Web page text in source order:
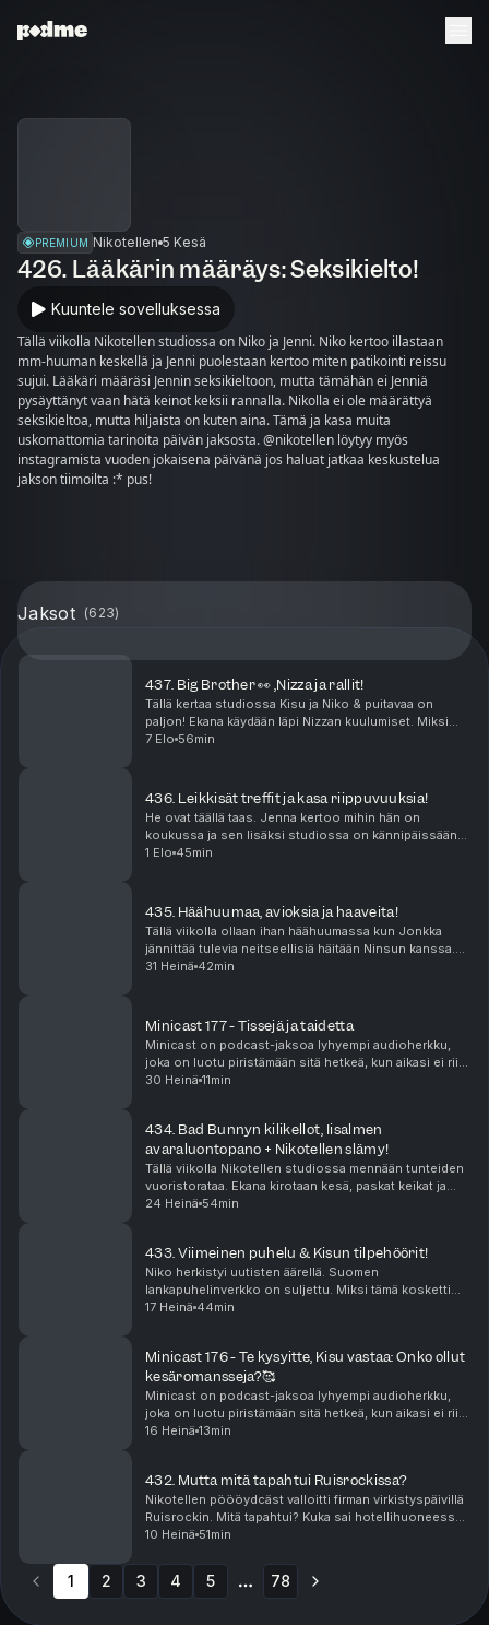
PREMIUM Nikotellen 5 Kesä
426. Lääkärin määräys: Seksikielto!
Kuuntele sovelluksessa
Tällä viikolla Nikotellen studiossa on Niko ja Jenni. Niko kertoo illastaan
mm-huuman keskellä ja Jenni puolestaan kertoo miten patikointi reissu
sujui. Lääkäri määräsi Jennin seksikieltoon, mutta tämähän ei Jenniä
pysäyttänyt vaan hätä keinot keksii rannalla. Nikolla ei ole määrättyä
seksikieltoa, mutta hiljaista on kuten aina. Tämä ja kasa muita
uskomattomia tarinoita päivän jaksosta. @nikotellen löytyy myös
instagramista vuoden jokaisena päivänä jos haluat jatkaa keskustelua
jakson tiimoilta :* pus!
Jaksot (623)
437. Big Brother 👀 ,Nizza ja rallit!
Tällä kertaa studiossa Kisu ja Niko & puitavaa on
paljon! Ekana käydään läpi Nizzan kuulumiset. Miksi
kukaan ei lähesty meitä edes Ranskassa? Missä
7 Elo 56min
436. Leikkisät treffit ja kasa riippuvuuksia!
He ovat täällä taas. Jenna kertoo mihin hän on
koukussa ja sen lisäksi studiossa on kännipäissään
lyöty 500€ veto. Mutta mistä? Niko suuntasi tutun
1 Elo 45min
435. Häähuumaa, avioksia ja haaveita!
Tällä viikolla ollaan ihan häähuumassa kun Jonkka
jännittää tulevia neitseellisiä häitään Ninsun kanssa.
Miten häät onkaan paisuneet sellaiseksi että näistä
31 Heinä 42min
Minicast 177 - Tissejä ja taidetta
Minicast on podcast-jaksoa lyhyempi audioherkku,
joka on luotu piristämään sitä hetkeä, kun aikasi ei riitä
pitkään, yhtäjaksoiseen keskittymiseen. Minicastit
30 Heinä 11min
434. Bad Bunnyn kilikellot, Iisalmen
avaraluontopano + Nikotellen slämy!
Tällä viikolla Nikotellen studiossa mennään tunteiden
vuoristorataa. Ekana kirotaan kesä, paskat keikat ja
sitten Bad Bunnyn tiktokit vie mennessään! Katja on
24 Heinä 54min
433. Viimeinen puhelu & Kisun tilpehöörit!
Niko herkistyi uutisten äärellä. Suomen
lankapuhelinverkko on suljettu. Miksi tämä kosketti
niin suuresti? Jenna nukkui elämänsä parhaat
17 Heinä 44min
Minicast 176 - Te kysyitte, Kisu vastaa: Onko ollut
kesäromansseja?🥰
Minicast on podcast-jaksoa lyhyempi audioherkku,
joka on luotu piristämään sitä hetkeä, kun aikasi ei riitä
pitkään, yhtäjaksoiseen keskittymiseen. Minicastit
16 Heinä 13min
432. Mutta mitä tapahtui Ruisrockissa?
Nikotellen pöööydcäst valloitti firman virkistyspäivillä
Ruisrockin. Mitä tapahtui? Kuka sai hotellihuoneessa?
Kenen ilta meni vesibussin jonossa ja millaiset jatkot
10 Heinä 51min
1 2 3 4 5 78